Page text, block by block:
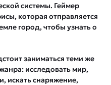
системы. Геймер
которая отправляется
город, чтобы узнать о
заниматься теми же
исследовать мир,
искать снаряжение,